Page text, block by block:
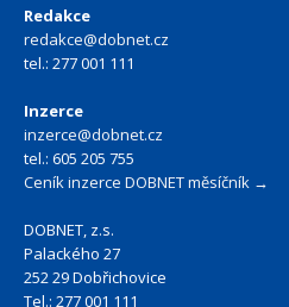
Redakce
redakce@dobnet.cz
tel.: 277 001 111
Inzerce
inzerce@dobnet.cz
tel.: 605 205 755
Ceník inzerce DOBNET měsíčník →
DOBNET, z.s.
Palackého 27
252 29 Dobřichovice
Tel.: 277 001 111